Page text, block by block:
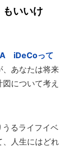
いいけ
iDeCoって
、あなたは将来
について考え
るライフイベ
、人生にはどれ